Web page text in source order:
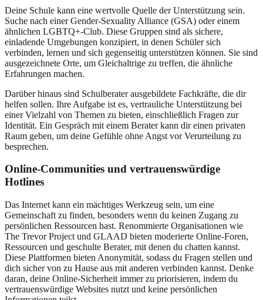
Deine Schule kann eine wertvolle Quelle der Unterstützung sein.
Suche nach einer Gender-Sexuality Alliance (GSA) oder einem
ähnlichen LGBTQ+-Club. Diese Gruppen sind als sichere,
einladende Umgebungen konzipiert, in denen Schüler sich
verbinden, lernen und sich gegenseitig unterstützen können. Sie sind
ausgezeichnete Orte, um Gleichaltrige zu treffen, die ähnliche
Erfahrungen machen.
Darüber hinaus sind Schulberater ausgebildete Fachkräfte, die dir
helfen sollen. Ihre Aufgabe ist es, vertrauliche Unterstützung bei
einer Vielzahl von Themen zu bieten, einschließlich Fragen zur
Identität. Ein Gespräch mit einem Berater kann dir einen privaten
Raum geben, um deine Gefühle ohne Angst vor Verurteilung zu
besprechen.
Online-Communities und vertrauenswürdige
Hotlines
Das Internet kann ein mächtiges Werkzeug sein, um eine
Gemeinschaft zu finden, besonders wenn du keinen Zugang zu
persönlichen Ressourcen hast. Renommierte Organisationen wie
The Trevor Project und GLAAD bieten moderierte Online-Foren,
Ressourcen und geschulte Berater, mit denen du chatten kannst.
Diese Plattformen bieten Anonymität, sodass du Fragen stellen und
dich sicher von zu Hause aus mit anderen verbinden kannst. Denke
daran, deine Online-Sicherheit immer zu priorisieren, indem du
vertrauenswürdige Websites nutzt und keine persönlichen